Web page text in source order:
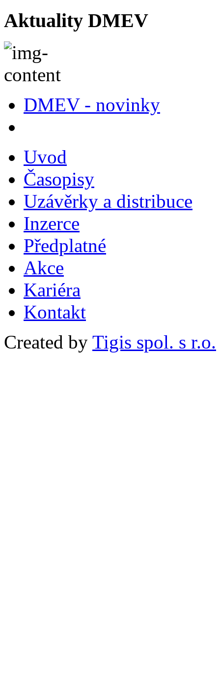
Aktuality DMEV
DMEV - novinky
Uvod
Časopisy
Uzávěrky a distribuce
Inzerce
Předplatné
Akce
Kariéra
Kontakt
Created by Tigis spol. s r.o.